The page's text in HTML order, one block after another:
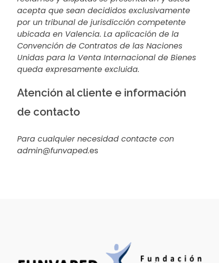
acepta que sean decididos exclusivamente
por un tribunal de jurisdicción competente
ubicada en Valencia. La aplicación de la
Convención de Contratos de las Naciones
Unidas para la Venta Internacional de Bienes
queda expresamente excluida.
Atención al cliente e información
de contacto
Para cualquier necesidad contacte con
admin@funvaped.es